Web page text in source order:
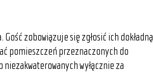
zobowiązuje się zgłosić ich dokładną
pomieszczeń przeznaczonych do
wyłącznie za